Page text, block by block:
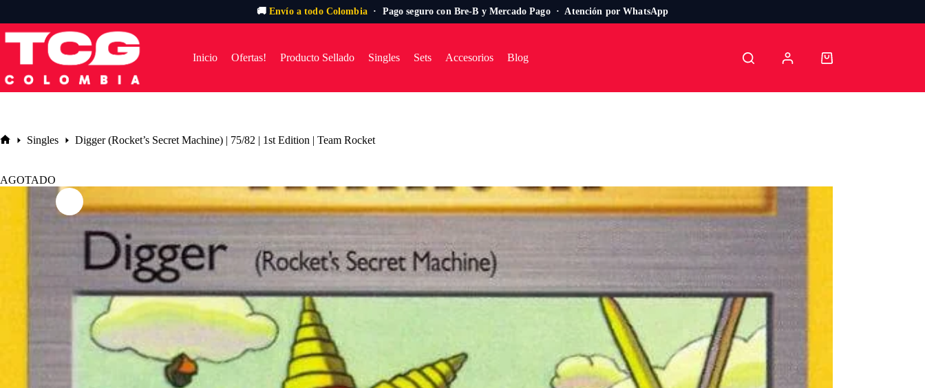
🚚 Envío a todo Colombia· Pago seguro con Bre-B y Mercado Pago · Atención por WhatsApp
al
Inicio Ofertas! Producto Sellado Singles Sets Accesorios Blog
Carro
Singles Digger (Rocket’s Secret Machine) | 75/82 | 1st Edition | Team Rocket
AGOTADO